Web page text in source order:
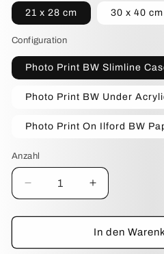
21 x 28 cm 30 x 40 cm
Configuration
Photo Print BW Slimline
Photo Print BW Under
Photo Print On Ilford BW
Anzahl
Anzahl
Verringere
die
Menge
Mood
Erhöhe
die
Menge
für
Mood
In den